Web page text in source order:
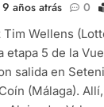
9 años atrás 0
Tim Wellens
etapa 5 de la
salida en
(Málaga).